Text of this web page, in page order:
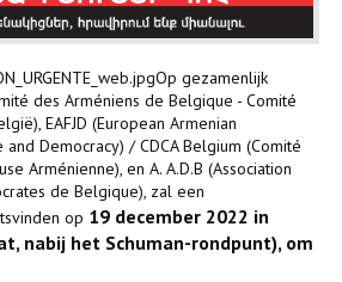
gezamenlijk
des Arméniens de Belgique - Comité
EAFJD (European Armenian
Democracy) / CDCA Belgium (Comité
Arménienne), en A. A.D.B (Association
de Belgique), zal een
op 19 december 2022 in
nabij het Schuman-rondpunt), om